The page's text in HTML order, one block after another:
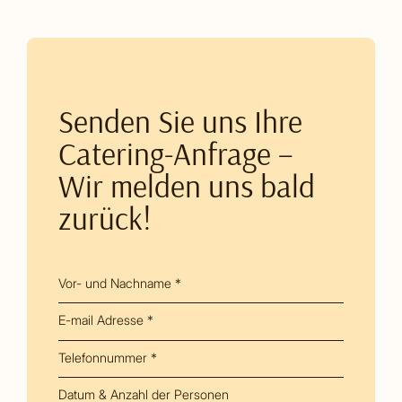
Senden Sie uns Ihre
Catering-Anfrage –
Wir melden uns bald
zurück!
Vor- und Nachname *
E-mail Adresse *
Telefonnummer *
Datum & Anzahl der Personen